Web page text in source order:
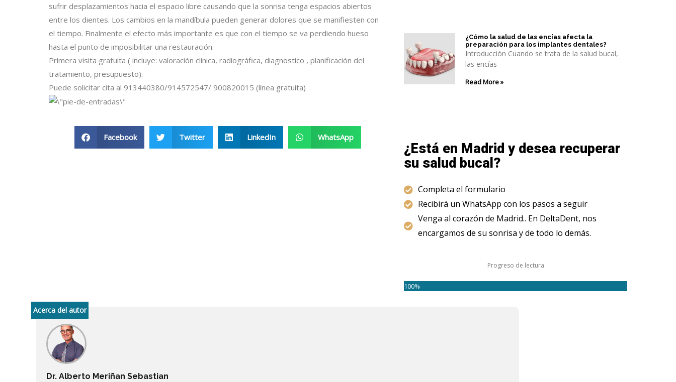
sufrir desplazamientos hacia el espacio libre causando que la sonrisa tenga espacios abiertos
entre los dientes. Los cambios en la mandíbula pueden generar dolores que se manifiesten con
el tiempo. Finalmente el efecto más importante es que con el tiempo se va perdiendo hueso
hasta el punto de imposibilitar una restauración.
Primera visita gratuita ( incluye: valoración clínica, radiográfica, diagnostico , planificación del
tratamiento, presupuesto).
Puede solicitar cita al 913440380/914572547/ 900820015 (línea gratuita)
Facebook Twitter LinkedIn WhatsApp
¿Cómo la salud de las encías afecta la
preparación para los implantes dentales?
Introducción Cuando se trata de la salud bucal,
las encías
Read More »
¿Está en Madrid y desea recuperar
su salud bucal?
Completa el formulario
Recibirá un WhatsApp con los pasos a seguir
Venga al corazón de Madrid.. En DeltaDent, nos
encargamos de su sonrisa y de todo lo demás.
Progreso de lectura
100%
Acerca del autor
Dr. Alberto Meriñan Sebastian